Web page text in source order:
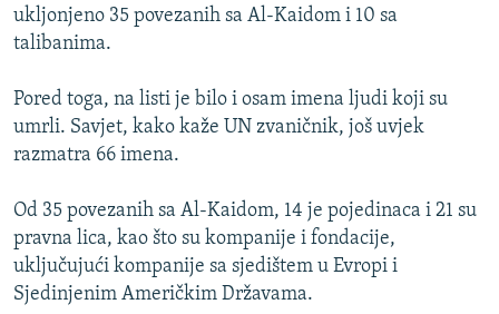
TRI DECENIJE OD RATA U BIH
SVE KARTE DEJTONA
NASTANAK I RASPAD JUGOSLAVIJE
ukljonjeno 35 povezanih sa Al-Kaidom i 10 sa
talibanima.
Pored toga, na listi je bilo i osam imena ljudi koji su
umrli. Savjet, kako kaže UN zvaničnik, još uvjek
razmatra 66 imena.
Od 35 povezanih sa Al-Kaidom, 14 je pojedinaca i 21 su
pravna lica, kao što su kompanije i fondacije,
uključujući kompanije sa sjedištem u Evropi i
Sjedinjenim Američkim Državama.